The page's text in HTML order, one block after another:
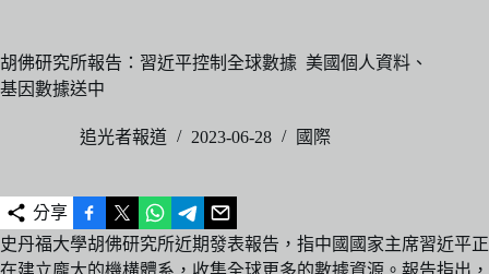
胡佛研究所報告：習近平控制全球數據 美國個人資料、
基因數據送中
追光者報道 2023-06-28 國際
分享
史丹福大學胡佛研究所近期發表報告，指中國國家主席習近平正
在建立龐大的機構體系，收集全球更多的數據資源。報告指出，